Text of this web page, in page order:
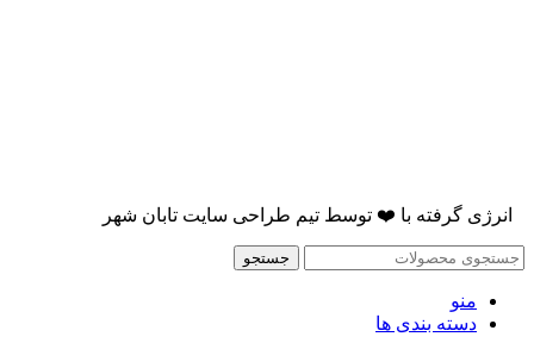
انرژی گرفته با ❤️ توسط تیم طراحی سایت تابان شهر
جستجو
منو
دسته بندی ها